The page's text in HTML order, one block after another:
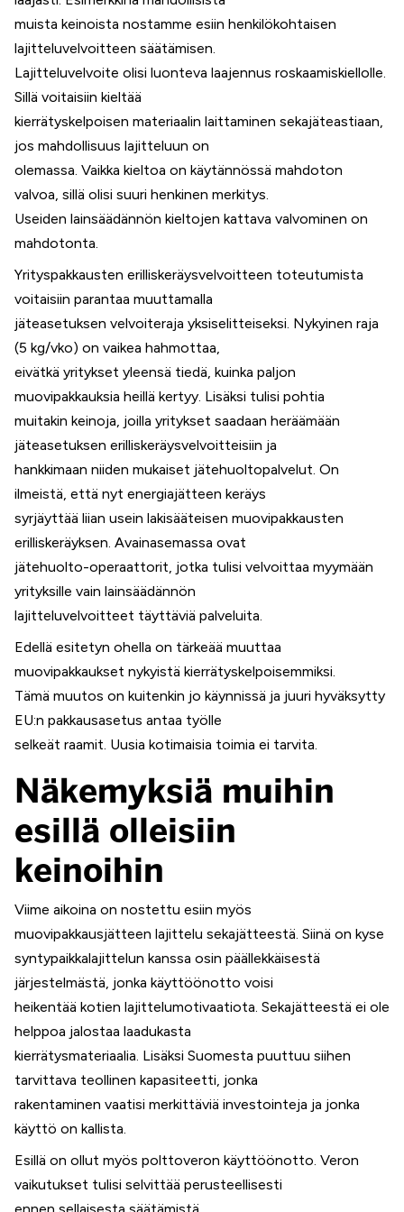
muista keinoista nostamme esiin henkilökohtaisen
lajitteluvelvoitteen säätämisen.
Lajitteluvelvoite olisi luonteva laajennus roskaamiskiellolle.
Sillä voitaisiin kieltää
kierrätyskelpoisen materiaalin laittaminen sekajäteastiaan,
jos mahdollisuus lajitteluun on
olemassa. Vaikka kieltoa on käytännössä mahdoton
valvoa, sillä olisi suuri henkinen merkitys.
Useiden lainsäädännön kieltojen kattava valvominen on
mahdotonta.
Yrityspakkausten erilliskeräysvelvoitteen toteutumista
voitaisiin parantaa muuttamalla
jäteasetuksen velvoiteraja yksiselitteiseksi. Nykyinen raja
(5 kg/vko) on vaikea hahmottaa,
eivätkä yritykset yleensä tiedä, kuinka paljon
muovipakkauksia heillä kertyy. Lisäksi tulisi pohtia
muitakin keinoja, joilla yritykset saadaan heräämään
jäteasetuksen erilliskeräysvelvoitteisiin ja
hankkimaan niiden mukaiset jätehuoltopalvelut. On
ilmeistä, että nyt energiajätteen keräys
syrjäyttää liian usein lakisääteisen muovipakkausten
erilliskeräyksen. Avainasemassa ovat
jätehuolto-operaattorit, jotka tulisi velvoittaa myymään
yrityksille vain lainsäädännön
lajitteluvelvoitteet täyttäviä palveluita.
Edellä esitetyn ohella on tärkeää muuttaa
muovipakkaukset nykyistä kierrätyskelpoisemmiksi.
Tämä muutos on kuitenkin jo käynnissä ja juuri hyväksytty
EU:n pakkausasetus antaa työlle
selkeät raamit. Uusia kotimaisia toimia ei tarvita.
Näkemyksiä muihin
esillä olleisiin
keinoihin
Viime aikoina on nostettu esiin myös
muovipakkausjätteen lajittelu sekajätteestä. Siinä on kyse
syntypaikkalajittelun kanssa osin päällekkäisestä
järjestelmästä, jonka käyttöönotto voisi
heikentää kotien lajittelumotivaatiota. Sekajätteestä ei ole
helppoa jalostaa laadukasta
kierrätysmateriaalia. Lisäksi Suomesta puuttuu siihen
tarvittava teollinen kapasiteetti, jonka
rakentaminen vaatisi merkittäviä investointeja ja jonka
käyttö on kallista.
Esillä on ollut myös polttoveron käyttöönotto. Veron
vaikutukset tulisi selvittää perusteellisesti